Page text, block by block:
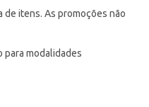
de itens. As promoções não
para modalidades